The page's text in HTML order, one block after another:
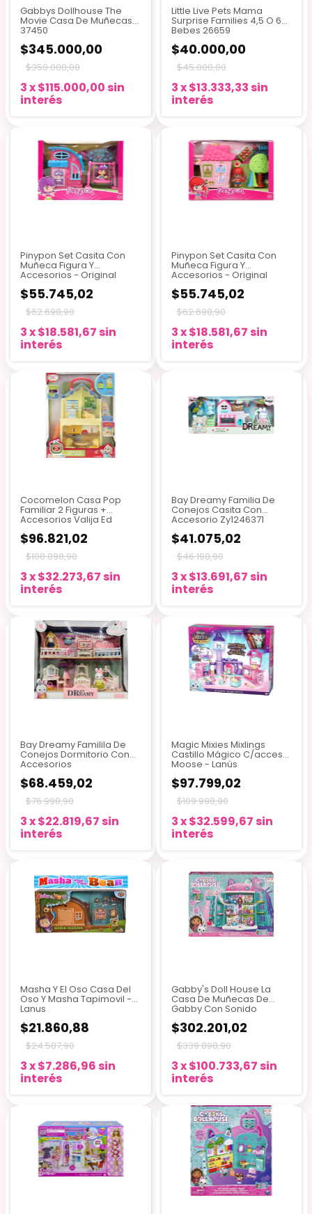
Gabbys Dollhouse The
Movie Casa De Muñecas
37450
$345.000,00
$350.000,00
3x$115.000,00 sin
interés
Little Live Pets Mama
Surprise Families 4,5 O 6
Bebes 26659
$40.000,00
$45.000,00
3x$13.333,33 sin
interés
Pinypon Set Casita Con
Muñeca Figura Y
Accesorios - Original
$55.745,02
$62.698,90
3x$18.581,67 sin
interés
Pinypon Set Casita Con
Muñeca Figura Y
Accesorios - Original
$55.745,02
$62.698,90
3x$18.581,67 sin
interés
Cocomelon Casa Pop
Familiar 2 Figuras +
Accesorios Valija Ed
$96.821,02
$108.898,90
3x$32.273,67 sin
interés
Bay Dreamy Familia De
Conejos Casita Con
Accesorio Zy1246371
$41.075,02
$46.198,90
3x$13.691,67 sin
interés
Bay Dreamy Familila De
Conejos Dormitorio Con
Accesorios
$68.459,02
$76.998,90
3x$22.819,67 sin
interés
Magic Mixies Mixlings
Castillo Mágico C/acces
Moose - Lanús
$97.799,02
$109.998,90
3x$32.599,67 sin
interés
Masha Y El Oso Casa Del
Oso Y Masha Tapimovil -
Lanus
$21.860,88
$24.587,90
3x$7.286,96 sin
interés
Gabby's Doll House La
Casa De Muñecas De
Gabby Con Sonido
$302.201,02
$339.898,90
3x$100.733,67 sin
interés